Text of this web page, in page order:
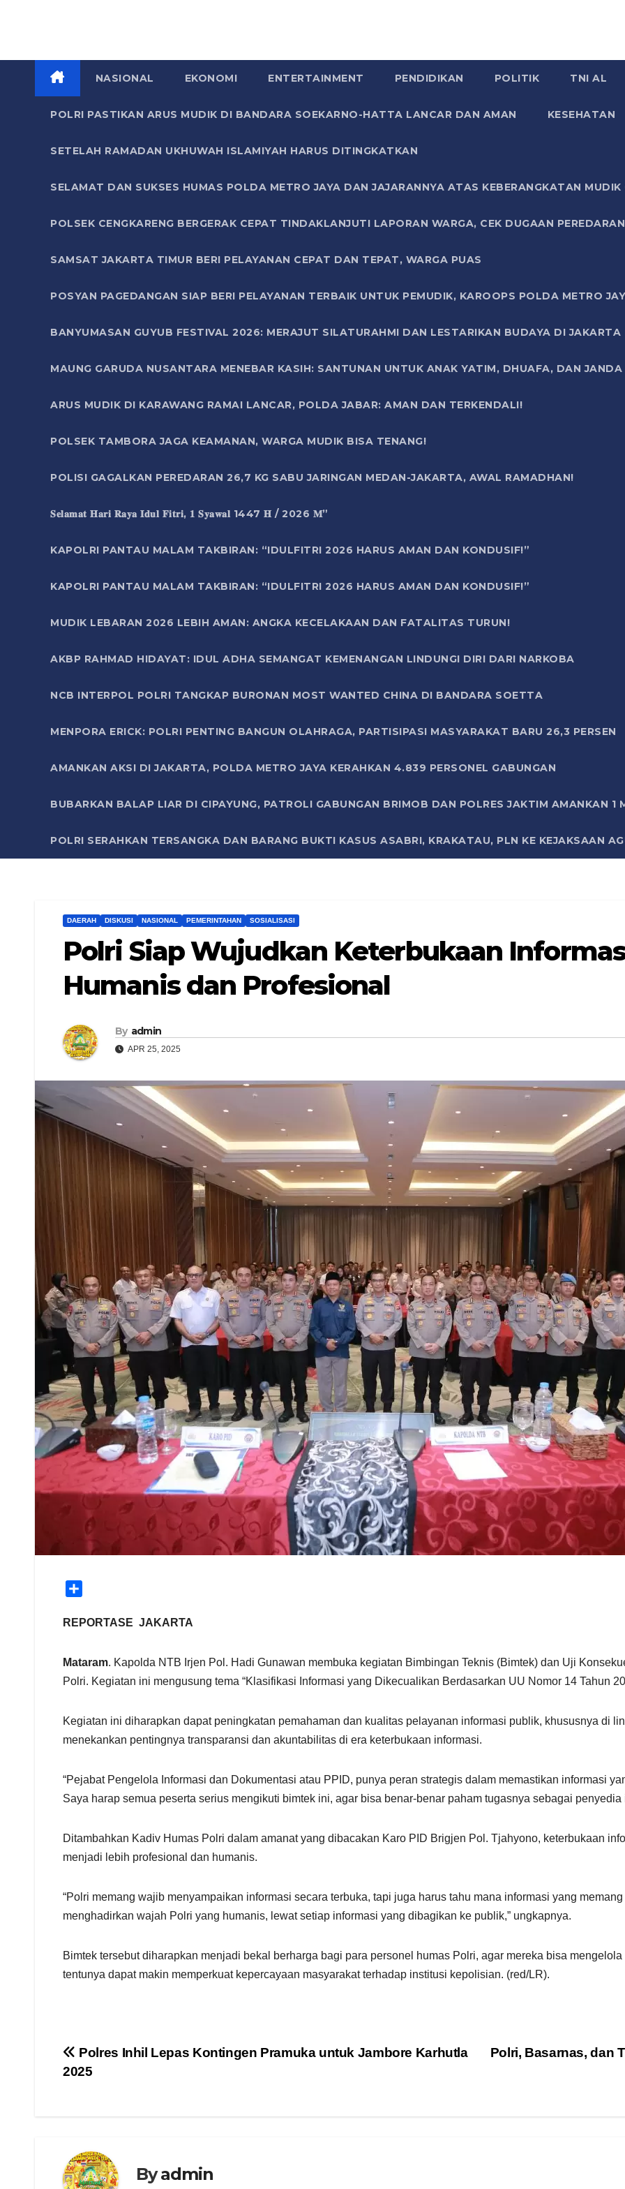
NASIONAL EKONOMI ENTERTAINMENT PENDIDIKAN POLITIK TNI AL
POLRI PASTIKAN ARUS MUDIK DI BANDARA SOEKARNO-HATTA LANCAR DAN AMAN KESEHATAN
SETELAH RAMADAN UKHUWAH ISLAMIYAH HARUS DITINGKATKAN
SELAMAT DAN SUKSES HUMAS POLDA METRO JAYA DAN JAJARANNYA ATAS KEBERANGKATAN
POLSEK CENGKARENG BERGERAK CEPAT TINDAKLANJUTI LAPORAN WARGA, CEK DUGAAN
SAMSAT JAKARTA TIMUR BERI PELAYANAN CEPAT DAN TEPAT, WARGA PUAS
POSYAN PAGEDANGAN SIAP BERI PELAYANAN TERBAIK UNTUK PEMUDIK, KAROOPS POLDA METRO
BANYUMASAN GUYUB FESTIVAL 2026: MERAJUT SILATURAHMI DAN LESTARIKAN BUDAYA DI JAKARTA
MAUNG GARUDA NUSANTARA MENEBAR KASIH: SANTUNAN UNTUK ANAK YATIM, DHUAFA, DAN
ARUS MUDIK DI KARAWANG RAMAI LANCAR, POLDA JABAR: AMAN DAN TERKENDALI!
POLSEK TAMBORA JAGA KEAMANAN, WARGA MUDIK BISA TENANG!
POLISI GAGALKAN PEREDARAN 26,7 KG SABU JARINGAN MEDAN-JAKARTA, AWAL RAMADHAN!
𝐒𝐞𝐥𝐚𝐦𝐚𝐭 𝐇𝐚𝐫𝐢 𝐑𝐚𝐲𝐚 𝐈𝐝𝐮𝐥 𝐅𝐢𝐭𝐫𝐢, 𝟏 𝐒𝐲𝐚𝐰𝐚𝐥 1447 𝐇 / 2026 𝐌”
KAPOLRI PANTAU MALAM TAKBIRAN: “IDULFITRI 2026 HARUS AMAN DAN KONDUSIF!”
KAPOLRI PANTAU MALAM TAKBIRAN: “IDULFITRI 2026 HARUS AMAN DAN KONDUSIF!”
MUDIK LEBARAN 2026 LEBIH AMAN: ANGKA KECELAKAAN DAN FATALITAS TURUN!
AKBP RAHMAD HIDAYAT: IDUL ADHA SEMANGAT KEMENANGAN LINDUNGI DIRI DARI NARKOBA
NCB INTERPOL POLRI TANGKAP BURONAN MOST WANTED CHINA DI BANDARA SOETTA
MENPORA ERICK: POLRI PENTING BANGUN OLAHRAGA, PARTISIPASI MASYARAKAT BARU 26,3 PERSEN
AMANKAN AKSI DI JAKARTA, POLDA METRO JAYA KERAHKAN 4.839 PERSONEL GABUNGAN
BUBARKAN BALAP LIAR DI CIPAYUNG, PATROLI GABUNGAN BRIMOB DAN POLRES JAKTIM AMANKAN 1
POLRI SERAHKAN TERSANGKA DAN BARANG BUKTI KASUS ASABRI, KRAKATAU, PLN KE KEJAKSAAN
DAERAH DISKUSI NASIONAL PEMERINTAHAN SOSIALISASI
Polri Siap Wujudkan Keterbukaan
Humanis dan Profesional
By admin
APR 25, 2025
a
REPORTASE JAKARTA
Mataram. Kapolda NTB Irjen Pol. Hadi Gunawan membuka kegiatan Bimbingan Teknis (Bimtek) dan Uji
Polri. Kegiatan ini mengusung tema “Klasifikasi Informasi yang Dikecualikan Berdasarkan UU Nomor 14 Tahun
Kegiatan ini diharapkan dapat peningkatan pemahaman dan kualitas pelayanan informasi publik, khususnya di
menekankan pentingnya transparansi dan akuntabilitas di era keterbukaan informasi.
“Pejabat Pengelola Informasi dan Dokumentasi atau PPID, punya peran strategis dalam memastikan informasi
Saya harap semua peserta serius mengikuti bimtek ini, agar bisa benar-benar paham tugasnya sebagai
Ditambahkan Kadiv Humas Polri dalam amanat yang dibacakan Karo PID Brigjen Pol. Tjahyono, keterbukaan
menjadi lebih profesional dan humanis.
“Polri memang wajib menyampaikan informasi secara terbuka, tapi juga harus tahu mana informasi yang
menghadirkan wajah Polri yang humanis, lewat setiap informasi yang dibagikan ke publik,” ungkapnya.
Bimtek tersebut diharapkan menjadi bekal berharga bagi para personel humas Polri, agar mereka bisa
tentunya dapat makin memperkuat kepercayaan masyarakat terhadap institusi kepolisian. (red/LR).
Navigasi
Polri, Basarnas, dan
Polres Inhil Lepas Kontingen Pramuka untuk Jambore Karhutla
2025
Byadmin